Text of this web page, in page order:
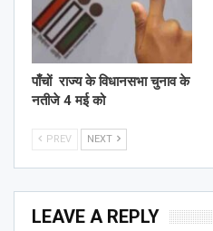
पाँचों राज्य के विधानसभा चुनाव के
नतीजे 4 मई को
PREV NEXT
LEAVE A REPLY